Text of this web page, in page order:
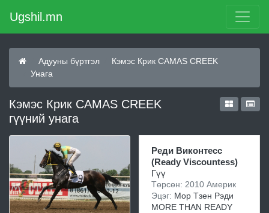
Ugshil.mn
Адууны бүртгэл
Кэмэс Крик CAMAS CREEK
Унага
Кэмэс Крик CAMAS CREEK
гүүний унага
Реди Виконтесс
(Ready Viscountess)
Гүү
Төрсөн: 2010 Америк
Эцэг: Мор Тзен Рэди
MORE THAN READY